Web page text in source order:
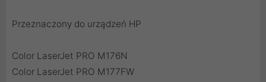
Przeznaczony do urządzeń HP
Color LaserJet PRO M176N
Color LaserJet PRO M177FW